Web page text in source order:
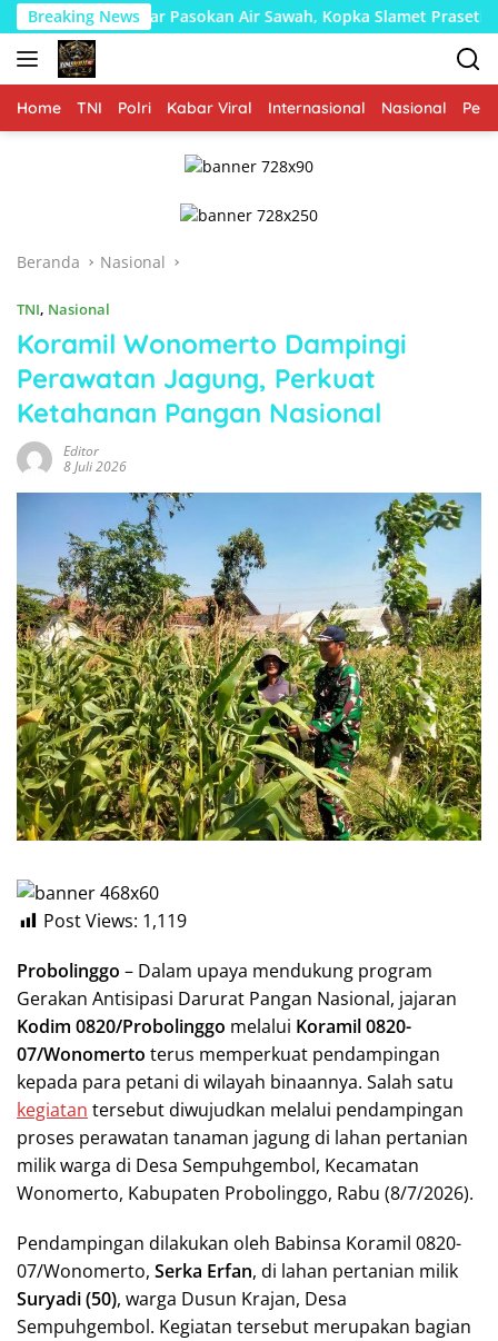
Langsung
ke
konten
Breaking News
Pasokan Air Sawah, Kopka Slamet Prasetiyo Bersama
Home TNI Polri Kabar Viral Internasional Nasional
Beranda Nasional
TNI, Nasional
Koramil Wonomerto Dampingi
Perawatan Jagung, Perkuat
Ketahanan Pangan Nasional
Editor
8 Juli 2026
Post Views: 1,119
Probolinggo – Dalam upaya mendukung program
Gerakan Antisipasi Darurat Pangan Nasional, jajaran
Kodim 0820/Probolinggo melalui Koramil 0820-
07/Wonomerto terus memperkuat pendampingan
kepada para petani di wilayah binaannya. Salah satu
kegiatan tersebut diwujudkan melalui pendampingan
proses perawatan tanaman jagung di lahan pertanian
milik warga di Desa Sempuhgembol, Kecamatan
Wonomerto, Kabupaten Probolinggo, Rabu (8/7/2026).
Pendampingan dilakukan oleh Babinsa Koramil 0820-
07/Wonomerto, Serka Erfan, di lahan pertanian milik
Suryadi (50), warga Dusun Krajan, Desa
Sempuhgembol. Kegiatan tersebut merupakan bagian